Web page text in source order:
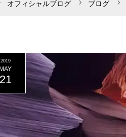
ム
オフィシャルブログ ブログ
2019
MAY
21